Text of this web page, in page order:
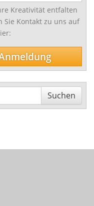
Kreativität entfalten
Sie Kontakt zu uns auf
Suchen
Suchen